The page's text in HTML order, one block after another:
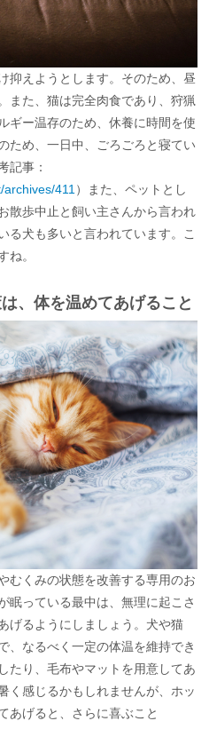
抑えようとします。そのため、昼
また、猫は完全肉食であり、狩猟
ギー温存のため、休養に時間を使
ため、一日中、ごろごろと寝てい
記事：
411 ）また、ペットとし
散歩中止と飼い主さんから言われ
る犬も多いと言われています。こ
ね。
、体を温めてあげること
むくみの状態を改善する専用のお
眠っている最中は、無理に起こさ
げるようにしましょう。犬や猫
、なるべく一定の体温を維持でき
たり、毛布やマットを用意してあ
く感じるかもしれませんが、ホッ
あげると、さらに喜ぶこと